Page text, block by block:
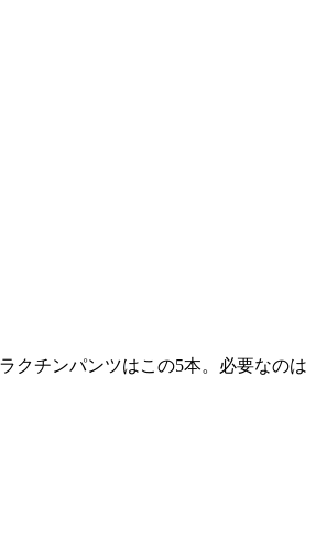
クチンパンツはこの5本。必要なのは